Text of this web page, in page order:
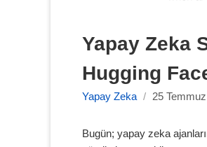
Yapay Zeka
Hugging
Yapay Zeka / 25
Bugün; yapay zeka